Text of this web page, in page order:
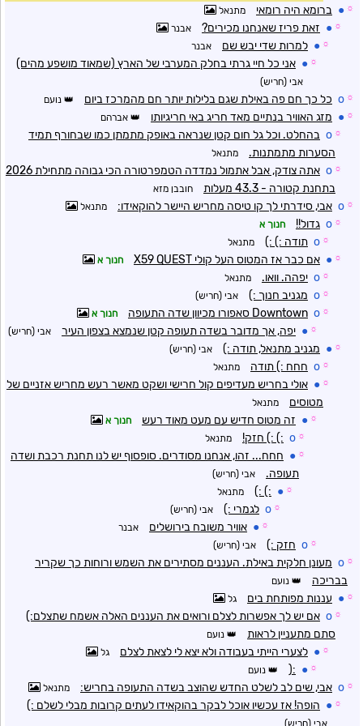
☼
● ברומא היה רומאי מתנאל
☼
● זאת פריז שאנחנו מכירים? אבנר
☼
● למרות שדי יבש שם אבנר
☼
● אני כל חיי גרתי בחלק המערבי של הארץ (שמאוד מושפע מהים)
אבי (חריש)
☼
o כל כך חם פה באילת שגם בלילות יותר חם מהמרכז ביום נועם
☼
● מזג האוויר בנתיים מאד חריג באי חריגיותו אברהם
☼
o בהחלט. וכל גל חום קטן שנראה באופק מתמתן כמו שבחורף תמיד
הסערות מתמתנות.
מתנאל
☼
o
אתה צודק, אבל אתמול נמדדה הטמפרטורה הכי גבוהה מתחילת 2026
בתחנת קטורה - 43.3 מעלות
חובבן מזא
☼
o אבי, סידרתי לך קו טיסה מחריש היישר להוקאידו: מתנאל
☼
o גדול!! חנוך א
☼
o תודה :) :) מתנאל
☼
● אם כבר אז המטוס העל קולי X59 QUEST חנוך א
☼
o יפהה. וואו. מתנאל
☼
o מגניב חנוך :) אבי (חריש)
☼
o Downtown סאפורו מכיוון שדה התעופה חנוך א
☼
● יפה, אך מדובר בשדה תעופה קטן שנמצא בצפון העיר אבי (חריש)
☼
● מגניב מתנאל, תודה :) אבי (חריש)
☼
o חחח :) תודה מתנאל
☼
● אולי בחריש מעדיפים קול חרישי ושקט מאשר רעש מחריש אזניים של
מטוסים
מתנאל
☼
● זה מטוס חדיש עם מעט מאוד רעש חנוך א
☼
o :) :) חזק! מתנאל
☼
● חחח... זהו, אנחנו מסודרים. סופסוף יש לנו תחנת רכבת ושדה
תעופה.
אבי (חריש)
☼
●
:) :) מתנאל
☼
o לגמרי :) אבי (חריש)
☼
● אוויר משובח בירושלים אבנר
☼
o חזק :) אבי (חריש)
☼
o מעונן חלקית באילת. העננים מסתירים את השמש ורוחות כך שקריר
בבריכה
נועם
☼
● עננות מפותחת בים גל
☼
o אם יש לך אפשרות לצלם ורואים את העננים האלה אשמח שתצלם:)
סתם מתעניין לראות
נועם
☼
● לצערי הייתי בעבודה ולא יצא לי לצאת לצלם גל
☼
●
:( נועם
☼
o אבי, שים לב לשלט החדש שהוצב בשדה התעופה בחריש: מתנאל
☼
● הופה! אז עכשיו אוכל לבקר בהוקאידו לעתים קרובות מבלי לשלם :)
אבי (חריש)